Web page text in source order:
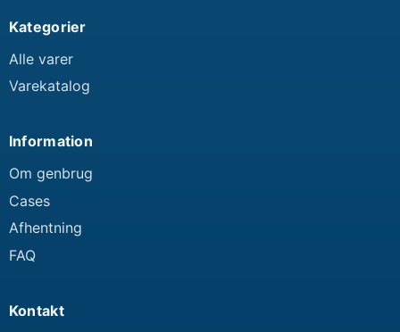
Kategorier
Alle varer
Varekatalog
Information
Om genbrug
Cases
Afhentning
FAQ
Kontakt